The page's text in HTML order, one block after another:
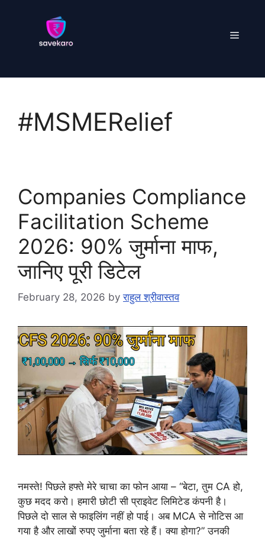
Menu
#MSMERelief
Companies Compliance
Facilitation Scheme
2026: 90% जुर्माना माफ,
जानिए पूरी डिटेल
February 28, 2026 byराहुल श्रीवास्तव
नमस्ते! पिछले हफ्ते मेरे चाचा का फोन आया – “बेटा, तुम CA हो,
कुछ मदद करो। हमारी छोटी सी प्राइवेट लिमिटेड कंपनी है।
पिछले दो साल से फाइलिंग नहीं हो पाई। अब MCA से नोटिस आ
गया है और लाखों रुपए जुर्माना बता रहे हैं। क्या होगा?” उनकी